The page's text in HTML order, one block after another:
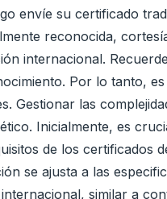
envíe su certificado
reconocida,
internacional.
Por lo tanto,
Gestionar las
Inicialmente, es
de los certificados
se ajusta a las
similar a